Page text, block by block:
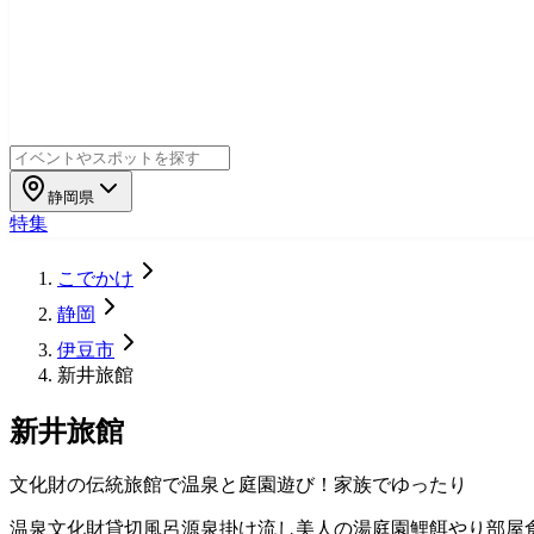
静岡県
特集
こでかけ
静岡
伊豆市
新井旅館
新井旅館
文化財の伝統旅館で温泉と庭園遊び！家族でゆったり
温泉文化財貸切風呂源泉掛け流し美人の湯庭園鯉餌やり 部屋